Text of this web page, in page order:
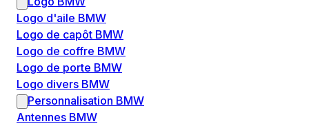
Logo d'aile BMW
Logo de capôt BMW
Logo de coffre BMW
Logo de porte BMW
Logo divers BMW
Personnalisation BMW
Antennes BMW